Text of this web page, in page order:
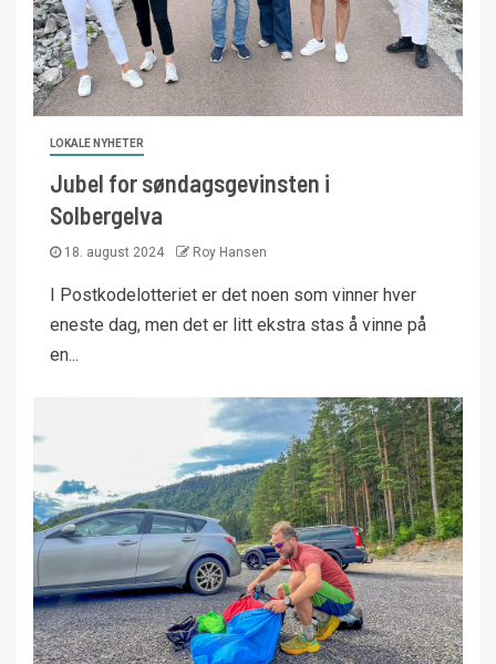
LOKALE NYHETER
Jubel for søndagsgevinsten i
Solbergelva
18. august 2024 Roy Hansen
I Postkodelotteriet er det noen som vinner hver
eneste dag, men det er litt ekstra stas å vinne på
en...